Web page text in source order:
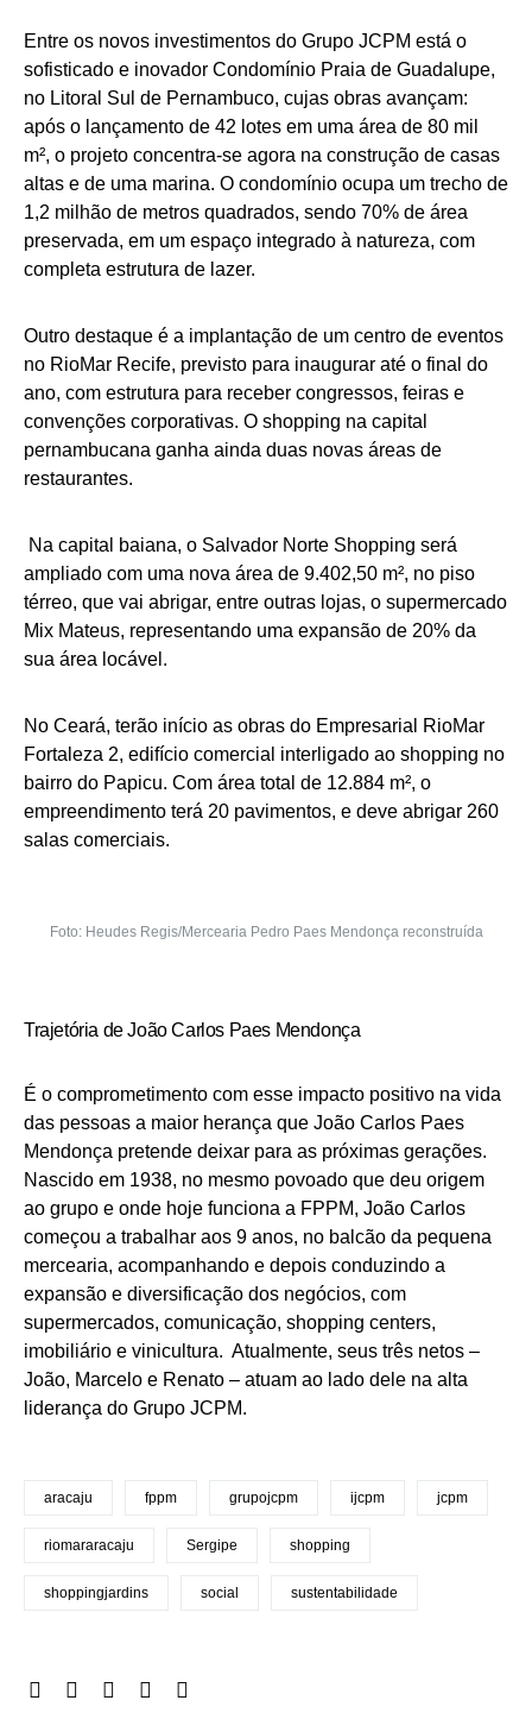
Entre os novos investimentos do Grupo JCPM está o
sofisticado e inovador Condomínio Praia de Guadalupe,
no Litoral Sul de Pernambuco, cujas obras avançam:
após o lançamento de 42 lotes em uma área de 80 mil
m², o projeto concentra-se agora na construção de casas
altas e de uma marina. O condomínio ocupa um trecho de
1,2 milhão de metros quadrados, sendo 70% de área
preservada, em um espaço integrado à natureza, com
completa estrutura de lazer.
Outro destaque é a implantação de um centro de eventos
no RioMar Recife, previsto para inaugurar até o final do
ano, com estrutura para receber congressos, feiras e
convenções corporativas. O shopping na capital
pernambucana ganha ainda duas novas áreas de
restaurantes.
Na capital baiana, o Salvador Norte Shopping será
ampliado com uma nova área de 9.402,50 m², no piso
térreo, que vai abrigar, entre outras lojas, o supermercado
Mix Mateus, representando uma expansão de 20% da
sua área locável.
No Ceará, terão início as obras do Empresarial RioMar
Fortaleza 2, edifício comercial interligado ao shopping no
bairro do Papicu. Com área total de 12.884 m², o
empreendimento terá 20 pavimentos, e deve abrigar 260
salas comerciais.
Foto: Heudes Regis/Mercearia Pedro Paes Mendonça reconstruída
Trajetória de João Carlos Paes Mendonça
É o comprometimento com esse impacto positivo na vida
das pessoas a maior herança que João Carlos Paes
Mendonça pretende deixar para as próximas gerações.
Nascido em 1938, no mesmo povoado que deu origem
ao grupo e onde hoje funciona a FPPM, João Carlos
começou a trabalhar aos 9 anos, no balcão da pequena
mercearia, acompanhando e depois conduzindo a
expansão e diversificação dos negócios, com
supermercados, comunicação, shopping centers,
imobiliário e vinicultura. Atualmente, seus três netos –
João, Marcelo e Renato – atuam ao lado dele na alta
liderança do Grupo JCPM.
aracaju fppm grupojcpm ijcpm jcpm
riomararacaju Sergipe shopping
shoppingjardins social sustentabilidade